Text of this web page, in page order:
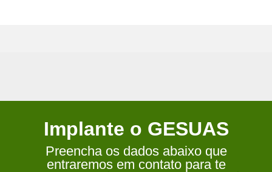
Implante o GESUAS
Preencha os dados abaixo que
entraremos em contato para te